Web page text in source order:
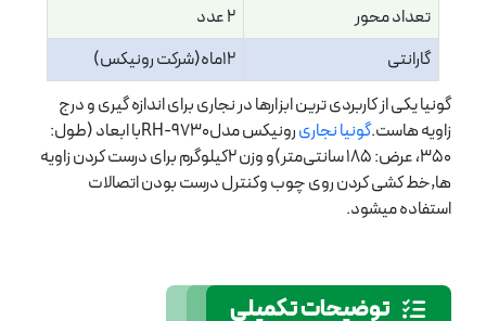
تعداد محور
2 عدد
گارانتی
12ماه(شرکت رونیکس)
گونیا یکی از کاربردی ترین ابزارها در نجاری برای اندازه گیری و درج
زاویه هاست.گونیا نجاری
رونیکس مدلRH-9730با ابعاد (طول:
۳۵۰، عرض: ۱۸۵ سانتی‌متر)و وزن 2کیلوگرم برای درست کردن زاویه
ها,خط کشی کردن روی چوب وکنترل درست بودن اتصالات
استفاده میشود.
توضیحات تکمیلی